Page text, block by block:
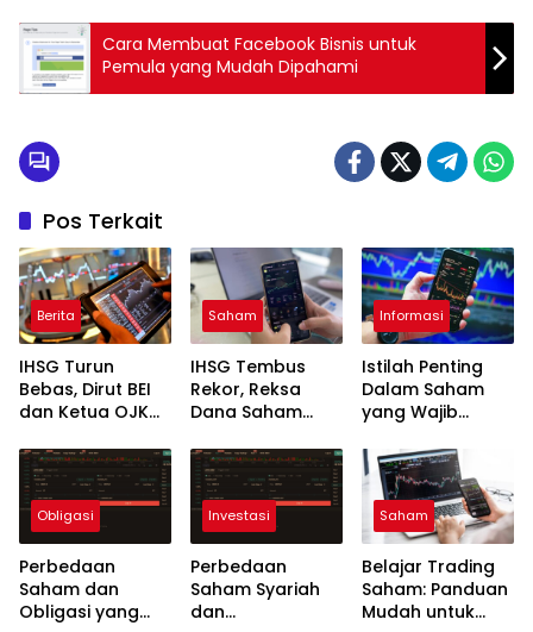
Cara Membuat Facebook Bisnis untuk
Pemula yang Mudah Dipahami
Pos Terkait
Berita
IHSG Turun
Bebas, Dirut BEI
dan Ketua OJK
Ungkap Langkah
Darurat Pulihkan
Pasar
Saham
IHSG Tembus
Rekor, Reksa
Dana Saham
Peluang Tumbuh
2026
Informasi
Istilah Penting
Dalam Saham
yang Wajib
Obligasi
Perbedaan
Saham dan
Obligasi yang
Investasi
Perbedaan
Saham Syariah
dan
Saham
Belajar Trading
Saham: Panduan
Mudah untuk